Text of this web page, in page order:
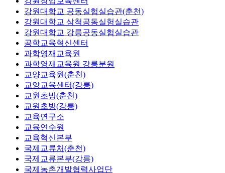
강원대학교 공동실험실습관(춘천)
강원대학교 삼척공동실험실습관
강원대학교 강릉공동실험실습관
공학교육혁신센터
과학영재교육원
과학영재교육원 강릉분원
교양교육원(춘천)
교양교육센터(강릉)
교원초빙(춘천)
교원초빙(강릉)
교육연구소
교육연수원
교육혁신본부
국제교류처(춘천)
국제교류본부(강릉)
국제농촌개발협력사업단